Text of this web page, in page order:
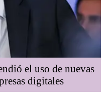
el uso de nuevas
digitales